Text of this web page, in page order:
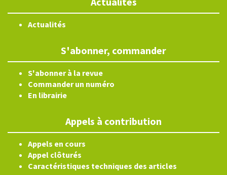
Actualités
S'abonner, commander
S'abonner à la revue
Commander un numéro
En librairie
Appels à contribution
Appels en cours
Appel clôturés
Caractéristiques techniques des articles